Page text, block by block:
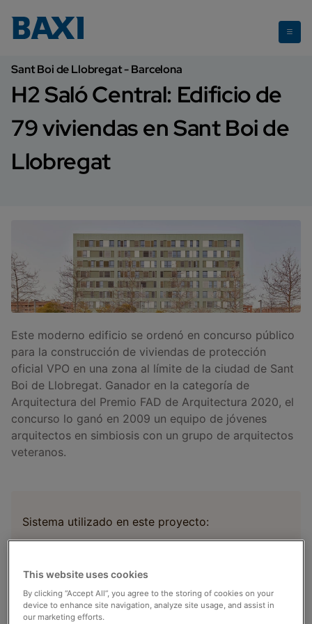
79 viviendas en Sant Boi de Llobregat
Sant Boi de Llobregat - Barcelona
H2 Saló Central: Edificio de
79 viviendas en Sant Boi de
Llobregat
Este moderno edificio se ordenó en concurso público
para la construcción de viviendas de protección
oficial VPO en una zona al límite de la ciudad de Sant
Boi de Llobregat. Ganador en la categoría de
Arquitectura del Premio FAD de Arquitectura 2020, el
concurso lo ganó en 2009 un equipo de jóvenes
arquitectos en simbiosis con un grupo de arquitectos
veteranos.
Sistema utilizado en este proyecto:
y refrigeración con fancoils + Agua caliente sanitaria
(ACS) + Energía Solar Fotovoltaica
This website uses cookies
By clicking “Accept All”, you agree to the storing of cookies on your
device to enhance site navigation, analyze site usage, and assist in
our marketing efforts.